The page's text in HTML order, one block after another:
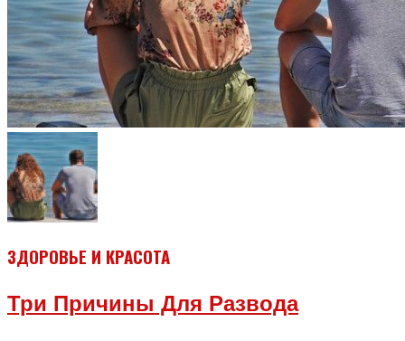
ЗДОРОВЬЕ И КРАСОТА
Три Причины Для Развода